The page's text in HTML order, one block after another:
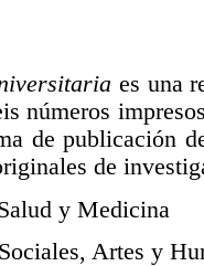
es una
números
de publicación
de
y Medicina
Artes y